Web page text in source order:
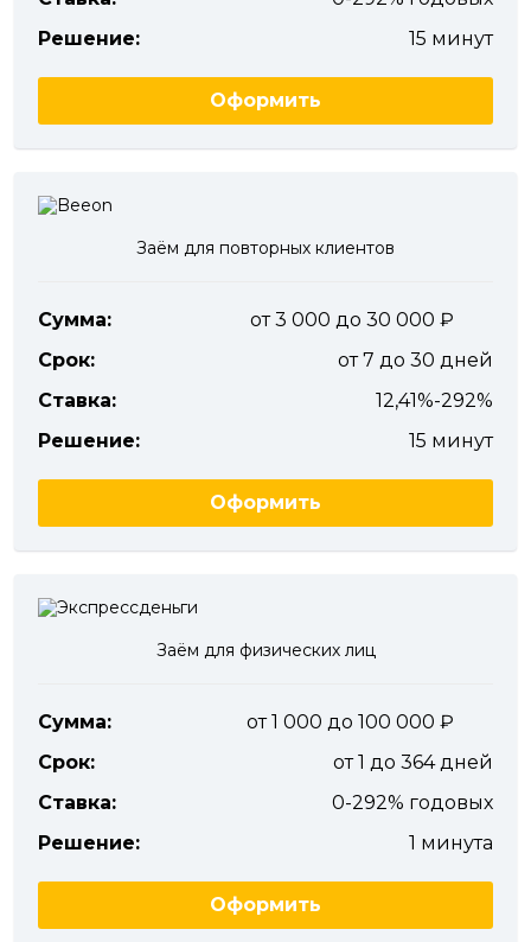
Решение:
15 минут
Оформить
Заём для повторных клиентов
Сумма:
от 3 000 до 30 000
Срок:
от 7 до 30 дней
Ставка:
12,41%-292%
Решение:
15 минут
Оформить
Заём для физических лиц
Сумма:
от 1 000 до 100 000
Срок:
от 1 до 364 дней
Ставка:
0-292% годовых
Решение:
1 минута
Оформить